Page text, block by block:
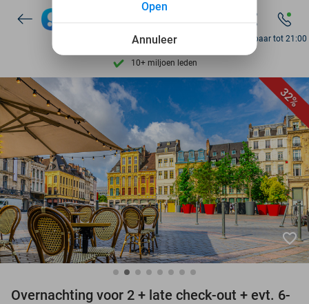
Ontdek 15.000+ deals
10+ miljoen leden
206.187 reviews
Ontdek 15.000+ deals
7 dagen per week beschikbaar
10+ miljoen leden
Bereikbaar tot 21:00
32%
favorite_border
Overnachting voor 2 + late check-out + evt. 6-
Annuleer
Open